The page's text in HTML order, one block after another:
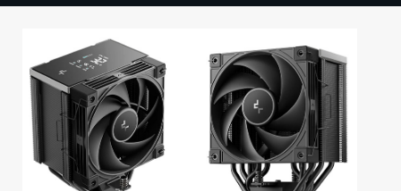
TECHBBS
HINTA.FI
KAUPPA
VAIHDA TEEMA